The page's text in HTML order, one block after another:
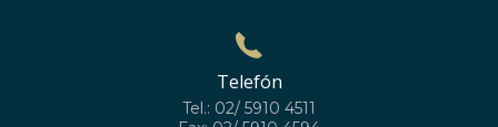
Telefón
Tel.: 02/ 5910 4511